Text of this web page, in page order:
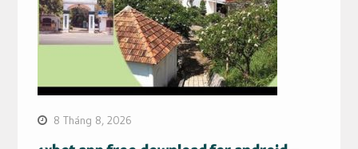
8 Tháng 8, 2026